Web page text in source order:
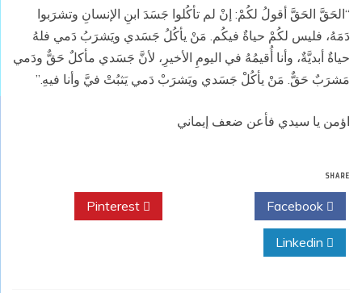
“الحَقَّ الحَقَّ أقولُ لكُمْ: إنْ لم تأكُلوا جَسَدَ ابنِ الإنسانِ وتشرَبوا
دَمَهُ، فليس لكُمْ حياةٌ فيكُم. مَنْ يأكُلُ جَسَدي ويَشرَبُ دَمي فلهُ
حياةٌ أبديَّةٌ، وأنا أُقيمُهُ في اليومِ الأخيرِ، لأنَّ جَسَدي مأكلٌ حَقٌّ ودَمي
مَشرَبٌ حَقٌّ. مَنْ يأكُلْ جَسَدي ويَشرَبْ دَمي يَثبُتْ فيَّ وأنا فيهِ.”
اؤمن يا سيدي فأعن ضعف إيماني
SHARE